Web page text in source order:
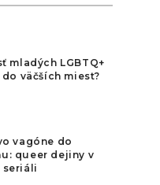
mladých LGBTQ+
väčších miest?
vagóne do
queer dejiny v
seriáli